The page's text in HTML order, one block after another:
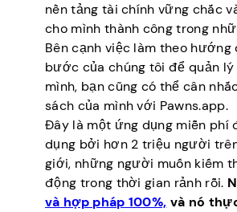
nền tảng tài chính vững chắc
cho mình thành công trong
Bên cạnh việc làm theo hướng
bước của chúng tôi để quản lý
mình, bạn cũng có thể cân
sách của mình với Pawns.app.
Đây là một ứng dụng miễn phí
dụng bởi hơn 2 triệu người
giới, những người muốn kiếm
động trong thời gian rảnh rỗi.
và hợp pháp 100%, và nó